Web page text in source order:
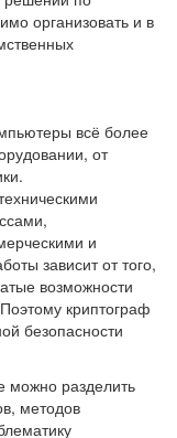
организовать и в
всё более
от
и
зависит от того,
возможности
криптограф
безопасности
можно разделить
методов